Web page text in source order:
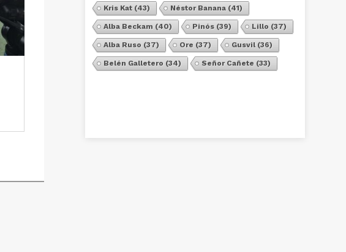
Kris Kat (43) Néstor Banana (41)
Alba Beckam (40) Pinós (39) Lillo (37)
Alba Ruso (37) Ore (37) Gusvil (36)
Belén Galletero (34) Señor Cañete (33)